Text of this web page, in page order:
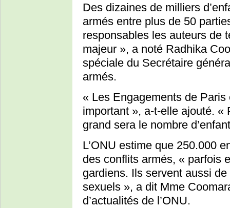
Des dizaines de milliers
armés entre plus de 50
responsables les auteurs de
majeur », a noté Radhika
spéciale du Secrétaire
armés.
« Les Engagements de
important », a-t-elle ajouté.
grand sera le nombre
L’ONU estime que 250.000
des conflits armés, « parfois
gardiens. Ils servent aussi
sexuels », a dit Mme
d’actualités de l’ONU.